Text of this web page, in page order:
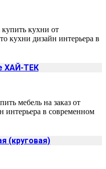
ХАЙ-ТЕК
(круговая)